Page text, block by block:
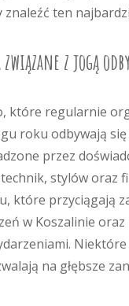
znaleźć ten
z jogą
które regularnie
roku odbywają
przez
stylów oraz
które przyciągają
w Koszalinie oraz
na głębsze